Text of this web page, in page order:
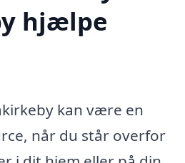
hjælpe
kan være en
når du står overfor